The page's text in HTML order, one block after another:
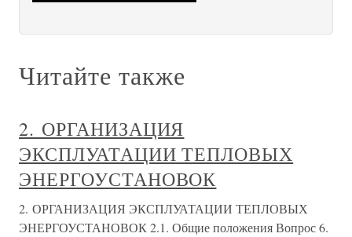
Читайте также
2. ОРГАНИЗАЦИЯ
ЭКСПЛУАТАЦИИ ТЕПЛОВЫХ
ЭНЕРГОУСТАНОВОК
2. ОРГАНИЗАЦИЯ ЭКСПЛУАТАЦИИ ТЕПЛОВЫХ
ЭНЕРГОУСТАНОВОК 2.1. Общие положения Вопрос 6.